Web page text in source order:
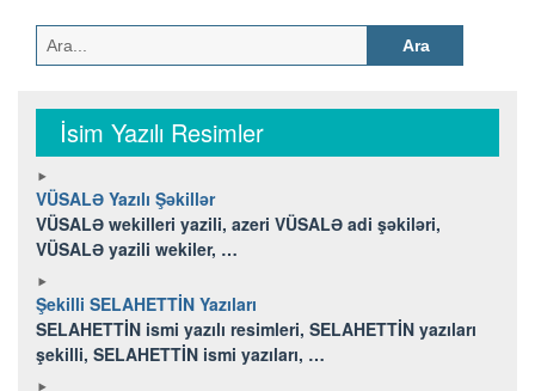
Arama:
İsim Yazılı Resimler
VÜSALƏ Yazılı Şəkillər
VÜSALƏ wekilleri yazili, azeri VÜSALƏ adi şəkiləri,
VÜSALƏ yazili wekiler, …
Şekilli SELAHETTİN Yazıları
SELAHETTİN ismi yazılı resimleri, SELAHETTİN yazıları
şekilli, SELAHETTİN ismi yazıları, …